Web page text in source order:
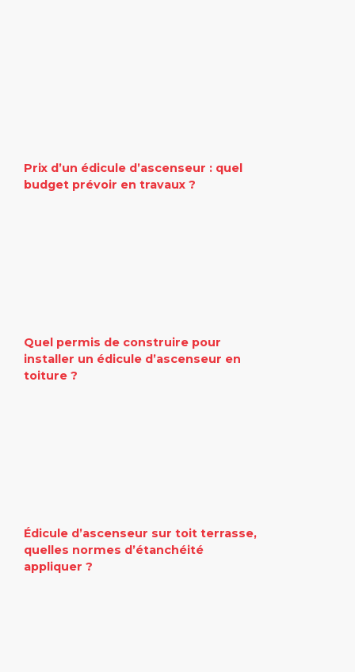
Prix d’un édicule d’ascenseur : quel
budget prévoir en travaux ?
Quel permis de construire pour
installer un édicule d’ascenseur en
toiture ?
Édicule d’ascenseur sur toit terrasse,
quelles normes d’étanchéité
appliquer ?